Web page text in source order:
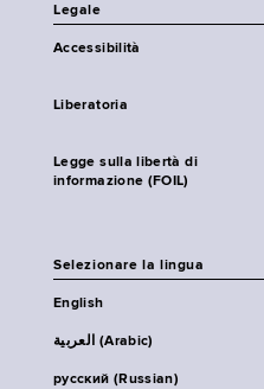
Legale
Accessibilità
Liberatoria
Legge sulla libertà di
informazione (FOIL)
Selezionare la lingua
English
العربية (Arabic)
русский (Russian)